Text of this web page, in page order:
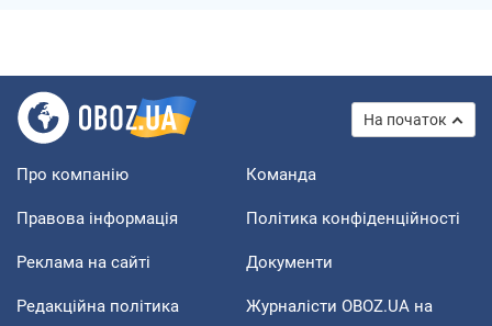
На початок
Про компанію Команда
Правова інформація Політика конфіденційності
Реклама на сайті Документи
Редакційна політика
Журналісти OBOZ.UA на